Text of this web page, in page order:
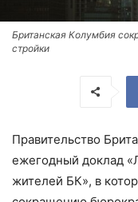
Британская Колумбия
стройки
Правительство
ежегодный доклад
жителей БК», в